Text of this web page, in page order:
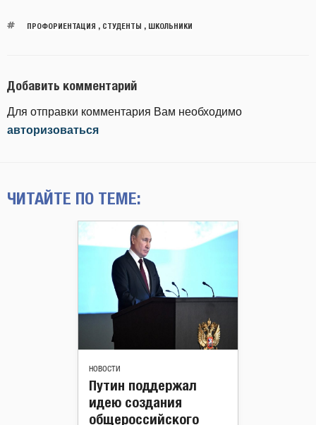
ПРОФОРИЕНТАЦИЯ , СТУДЕНТЫ , ШКОЛЬНИКИ
Добавить комментарий
Для отправки комментария Вам необходимо
авторизоваться
ЧИТАЙТЕ ПО ТЕМЕ:
НОВОСТИ
Путин поддержал
идею создания
общероссийского